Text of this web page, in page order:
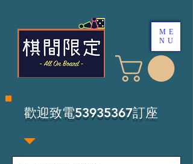
​歡迎致電53935367訂座
ME
NU